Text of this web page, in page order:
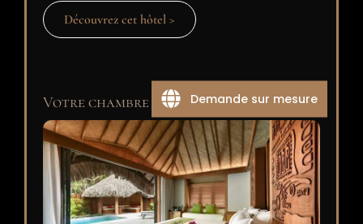
Découvrez cet hôtel >
Votre chambre Demande sur mesure